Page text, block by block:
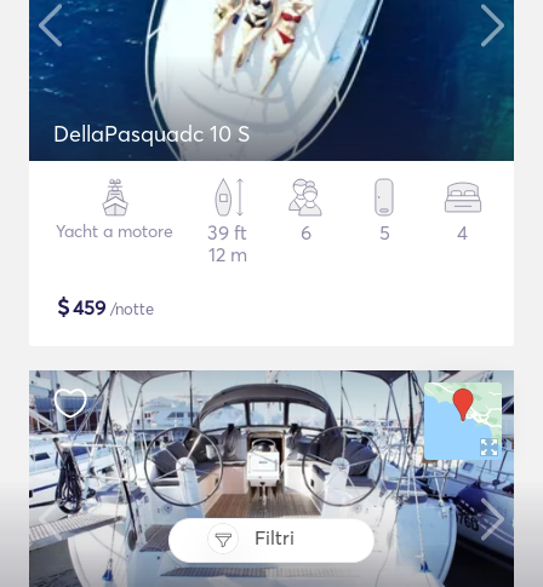
Filtri
DellaPasquadc 10 S
Yacht a motore
39 ft
12 m
6 5 4
$459 /notte